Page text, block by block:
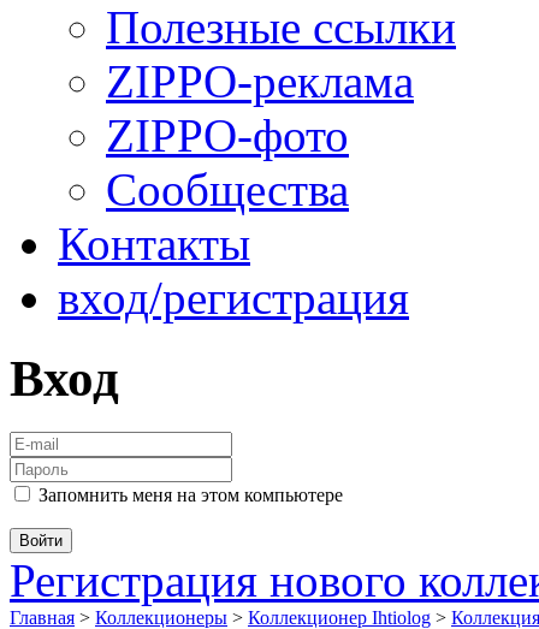
Полезные ссылки
ZIPPO-реклама
ZIPPO-фото
Сообщества
Контакты
вход/регистрация
Вход
Запомнить меня на этом компьютере
Регистрация нового
Главная > Коллекционеры > Коллекционер Ihtiolog >